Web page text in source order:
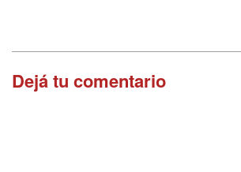
Dejá tu comentario